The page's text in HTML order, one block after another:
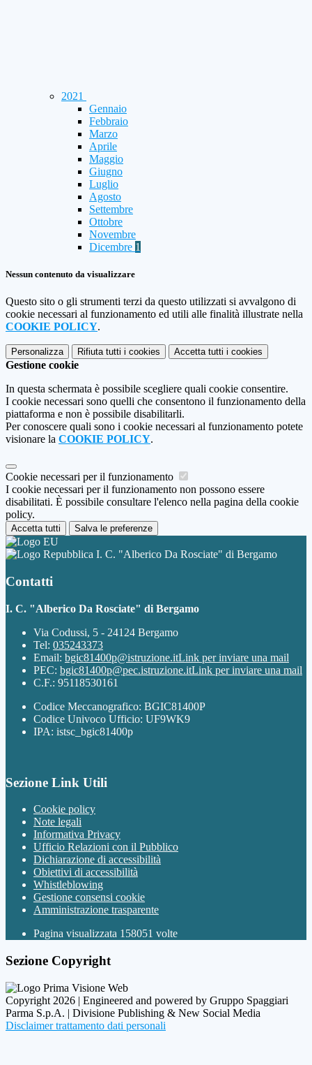
2021
Gennaio
Febbraio
Marzo
Aprile
Maggio
Giugno
Luglio
Agosto
Settembre
Ottobre
Novembre
Dicembre 1
Nessun contenuto da visualizzare
Questo sito o gli strumenti terzi da questo utilizzati si avvalgono di
cookie necessari al funzionamento ed utili alle finalità illustrate nella
COOKIE POLICY.
Personalizza Rifiuta tutti i cookies Accetta tutti i cookies
Gestione cookie
In questa schermata è possibile scegliere quali cookie consentire.
I cookie necessari sono quelli che consentono il funzionamento della
piattaforma e non è possibile disabilitarli.
Per conoscere quali sono i cookie necessari al funzionamento potete
visionare la COOKIE POLICY.
Cookie necessari per il funzionamento
I cookie necessari per il funzionamento non possono essere
disabilitati. È possibile consultare l'elenco nella pagina della cookie
policy.
Accetta tutti Salva le preferenze
I. C. "Alberico Da Rosciate" di Bergamo
Contatti
I. C. "Alberico Da Rosciate" di Bergamo
Via Codussi, 5 - 24124 Bergamo
Tel: 035243373
Email: bgic81400p@istruzione.itLink per inviare una mail
PEC: bgic81400p@pec.istruzione.itLink per inviare una mail
C.F.: 95118530161
Codice Meccanografico: BGIC81400P
Codice Univoco Ufficio: UF9WK9
IPA: istsc_bgic81400p
Sezione Link Utili
Cookie policy
Note legali
Informativa Privacy
Ufficio Relazioni con il Pubblico
Dichiarazione di accessibilità
Obiettivi di accessibilità
Whistleblowing
Gestione consensi cookie
Amministrazione trasparente
Pagina visualizzata 158051 volte
Sezione Copyright
Copyright 2026 | Engineered and powered by Gruppo Spaggiari
Parma S.p.A. | Divisione Publishing & New Social Media
Disclaimer trattamento dati personali